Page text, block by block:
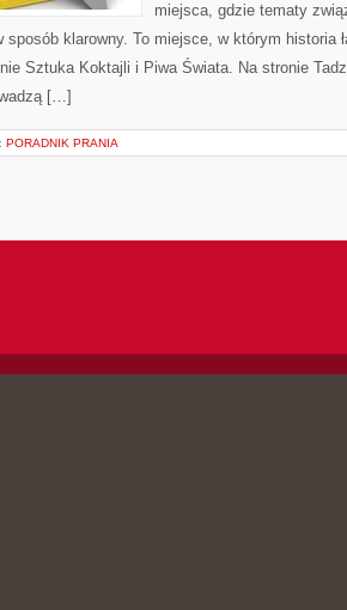
miejsca, gdzie tematy
sposób klarowny. To miejsce, w którym historia
Sztuka Koktajli i Piwa Świata. Na stronie
[…]
PORADNIK PRANIA